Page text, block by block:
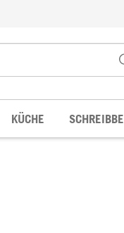
KÜCHE